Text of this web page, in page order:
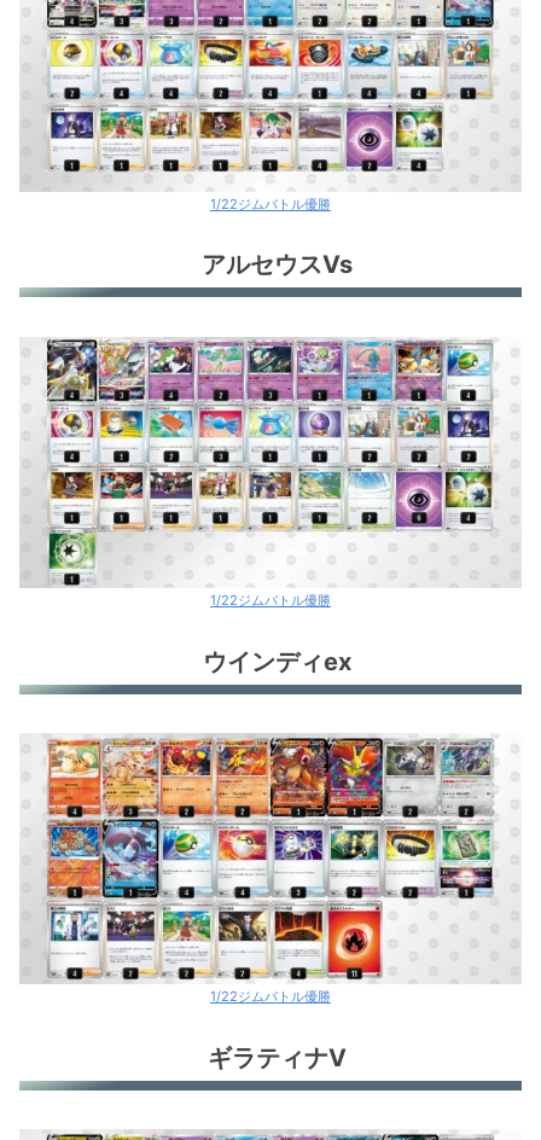
1/22ジムバトル優勝
アルセウスVs
1/22ジムバトル優勝
ウインディex
1/22ジムバトル優勝
ギラティナV